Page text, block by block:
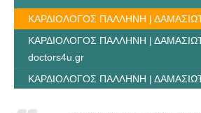
ΚΑΡΔΙΟΛΟΓΟΣ ΠΑΛΛΗΝΗ |
ΚΑΡΔΙΟΛΟΓΟΣ ΠΑΛΛΗΝΗ |
doctors4u.gr
ΚΑΡΔΙΟΛΟΓΟΣ ΠΑΛΛΗΝΗ |